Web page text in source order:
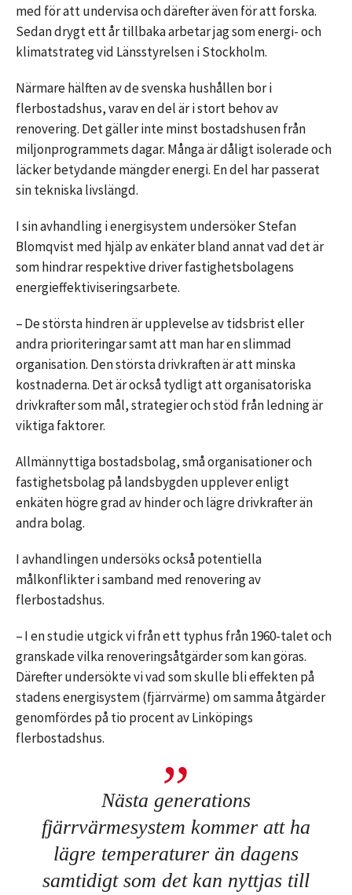
med för att undervisa och därefter även för att forska.
Sedan drygt ett år tillbaka arbetar jag som energi- och
klimatstrateg vid Länsstyrelsen i Stockholm.
Närmare hälften av de svenska hushållen bor i
flerbostadshus, varav en del är i stort behov av
renovering. Det gäller inte minst bostadshusen från
miljonprogrammets dagar. Många är dåligt isolerade och
läcker betydande mängder energi. En del har passerat
sin tekniska livslängd.
I sin avhandling i energisystem undersöker Stefan
Blomqvist med hjälp av enkäter bland annat vad det är
som hindrar respektive driver fastighetsbolagens
energieffektiviseringsarbete.
– De största hindren är upplevelse av tidsbrist eller
andra prioriteringar samt att man har en slimmad
organisation. Den största drivkraften är att minska
kostnaderna. Det är också tydligt att organisatoriska
drivkrafter som mål, strategier och stöd från ledning är
viktiga faktorer.
Allmännyttiga bostadsbolag, små organisationer och
fastighetsbolag på landsbygden upplever enligt
enkäten högre grad av hinder och lägre drivkrafter än
andra bolag.
I avhandlingen undersöks också potentiella
målkonflikter i samband med renovering av
flerbostadshus.
– I en studie utgick vi från ett typhus från 1960-talet och
granskade vilka renoveringsåtgärder som kan göras.
Därefter undersökte vi vad som skulle bli effekten på
stadens energisystem (fjärrvärme) om samma åtgärder
genomfördes på tio procent av Linköpings
flerbostadshus.
Nästa generations
fjärrvärmesystem kommer att ha
lägre temperaturer än dagens
samtidigt som det kan nyttjas till